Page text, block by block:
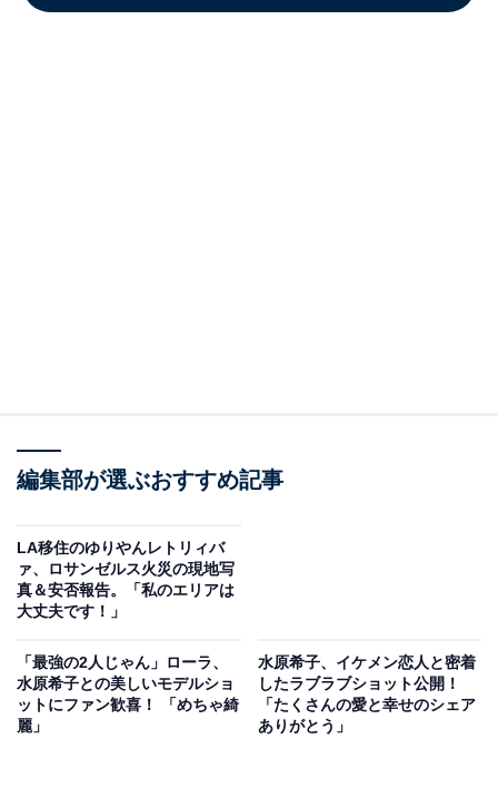
編集部が選ぶおすすめ記事
LA移住のゆりやんレトリィバ
ァ、ロサンゼルス火災の現地写
真＆安否報告。「私のエリアは
大丈夫です！」
「最強の2人じゃん」ローラ、
水原希子との美しいモデルショ
ットにファン歓喜！ 「めちゃ綺
麗」
水原希子、イケメン恋人と密着
したラブラブショット公開！
「たくさんの愛と幸せのシェア
ありがとう」